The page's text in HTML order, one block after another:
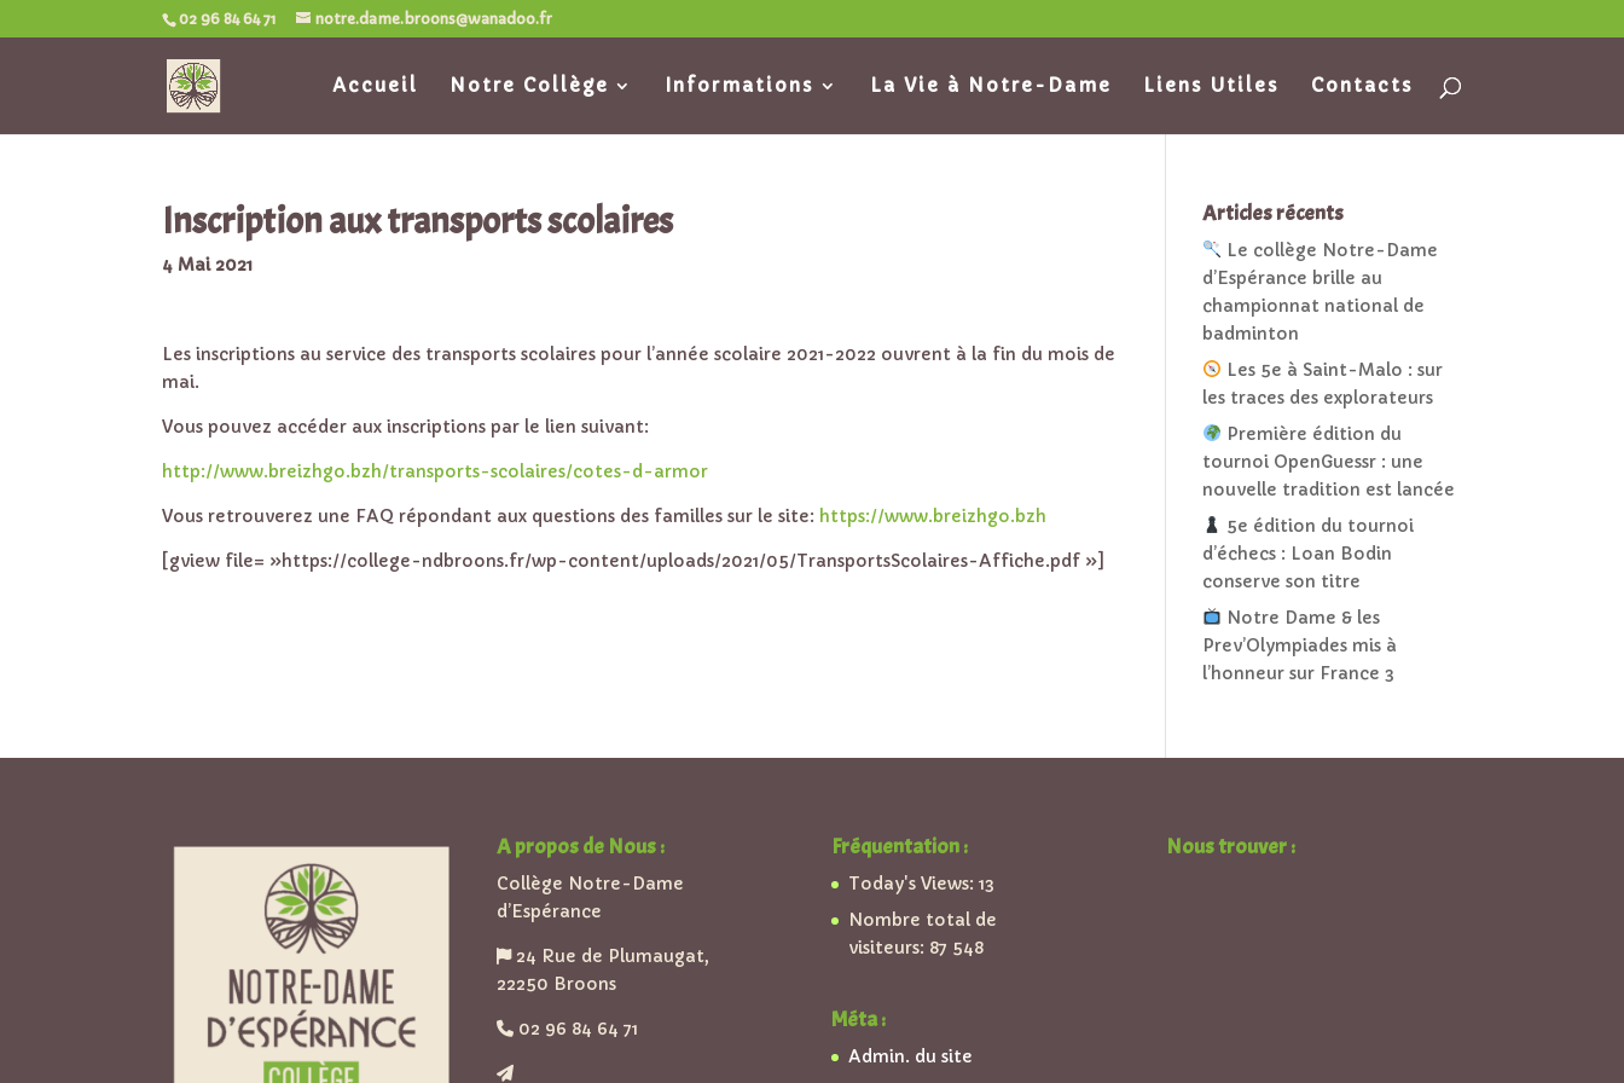
02 96 84 64 71 notre.dame.broons@wanadoo.fr
Accueil Notre Collège Informations La Vie à Notre-Dame Liens Utiles Contacts
Inscription aux transports scolaires
4 Mai 2021
Les inscriptions au service des transports scolaires pour l’année scolaire 2021-2022 ouvrent à la fin du mois de
mai.
Vous pouvez accéder aux inscriptions par le lien suivant:
http://www.breizhgo.bzh/transports-scolaires/cotes-d-armor
Vous retrouverez une FAQ répondant aux questions des familles sur le site: https://www.breizhgo.bzh
[gview file= »https://college-ndbroons.fr/wp-content/uploads/2021/05/TransportsScolaires-Affiche.pdf »]
Articles récents
Le collège Notre-Dame
d’Espérance brille au
championnat national de
badminton
Les 5e à Saint-Malo : sur
les traces des explorateurs
Première édition du
tournoi OpenGuessr : une
nouvelle tradition est lancée
5e édition du tournoi
d’échecs : Loan Bodin
conserve son titre
Notre Dame & les
Prev’Olympiades mis à
l’honneur sur France 3
A propos de Nous :
Collège Notre-Dame
d’Espérance
24 Rue de Plumaugat,
22250 Broons
02 96 84 64 71
Fréquentation :
Today's Views:13
Nombre total de
visiteurs: 87 548
Méta :
Admin. du site
Nous trouver :